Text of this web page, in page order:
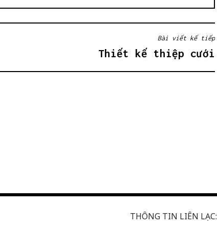
Bài viết kế tiếp
Thiết kế thiệp cưới
THÔNG TIN LIÊN LẠC: